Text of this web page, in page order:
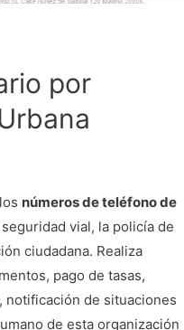
por
números de teléfono de
vial, la policía de
ciudadana. Realiza
pago de tasas,
de situaciones
de esta organización